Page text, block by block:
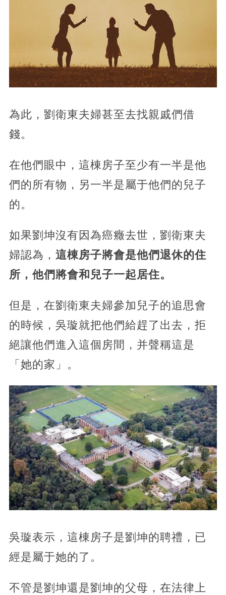
為此，劉衛東夫婦甚至去找親戚們借
錢。
在他們眼中，這棟房子至少有一半是他
們的所有物，另一半是屬于他們的兒子
的。
如果劉坤沒有因為癌癥去世，劉衛東夫
婦認為， 這棟房子將會是他們退休的住
所，他們將會和兒子一起居住。
但是，在劉衛東夫婦參加兒子的追思會
的時候，吳璇就把他們給趕了出去，拒
絕讓他們進入這個房間，并聲稱這是
「她的家」。
吳璇表示，這棟房子是劉坤的聘禮，已
經是屬于她的了。
不管是劉坤還是劉坤的父母，在法律上